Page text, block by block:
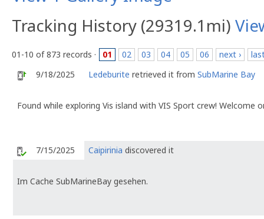
Tracking History (29319.1mi)
01-10 of 873 records · 01 02 03 04 05 06 next ›
9/18/2025
Ledeburite retrieved it from SubMarine Bay
Found while exploring Vis island with VIS Sport crew!
7/15/2025 Caipirinia discovered it
Im Cache SubMarineBay gesehen.